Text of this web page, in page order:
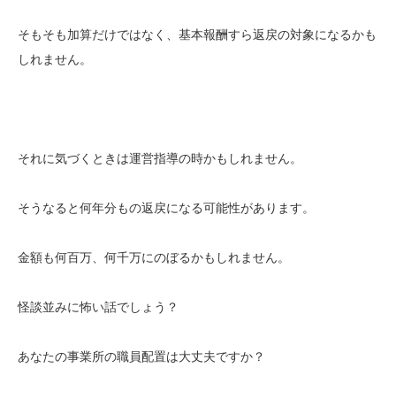
そもそも加算だけではなく、基本報酬すら返戻の対象になるかも
しれません。
それに気づくときは運営指導の時かもしれません。
そうなると何年分もの返戻になる可能性があります。
金額も何百万、何千万にのぼるかもしれません。
怪談並みに怖い話でしょう？
あなたの事業所の職員配置は大丈夫ですか？